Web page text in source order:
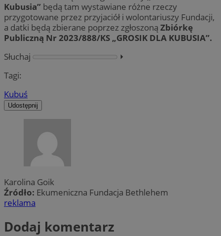
Kubusia” będą tam wystawiane różne rzeczy
przygotowane przez przyjaciół i wolontariuszy Fundacji,
a datki będą zbierane poprzez zgłoszoną Zbiórkę
Publiczną Nr 2023/888/KS „GROSIK DLA KUBUSIA”.
Słuchaj
⏵︎
Tagi:
Kubuś
Udostępnij
Karolina Goik
Źródło: Ekumeniczna Fundacja Bethlehem
reklama
Dodaj komentarz